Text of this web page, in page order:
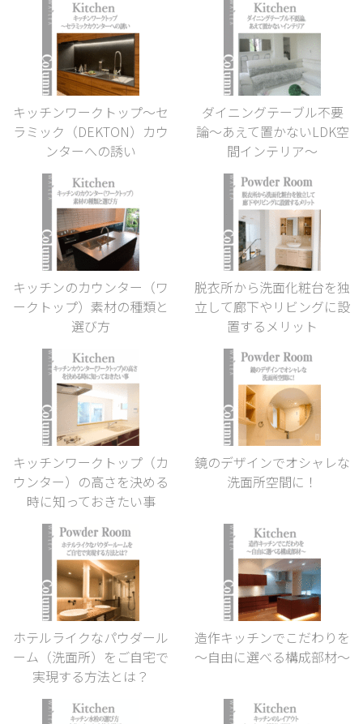
キッチンワークトップ〜セ
ラミック（DEKTON）カウ
ンターへの誘い
ダイニングテーブル不要
論〜あえて置かないLDK空
間インテリア〜
キッチンのカウンター（ワ
ークトップ）素材の種類と
選び方
脱衣所から洗面化粧台を独
立して廊下やリビングに設
置するメリット
キッチンワークトップ（カ
ウンター）の高さを決める
時に知っておきたい事
鏡のデザインでオシャレな
洗面所空間に！
ホテルライクなパウダール
ーム（洗面所）をご自宅で
実現する方法とは？
造作キッチンでこだわりを
～自由に選べる構成部材～